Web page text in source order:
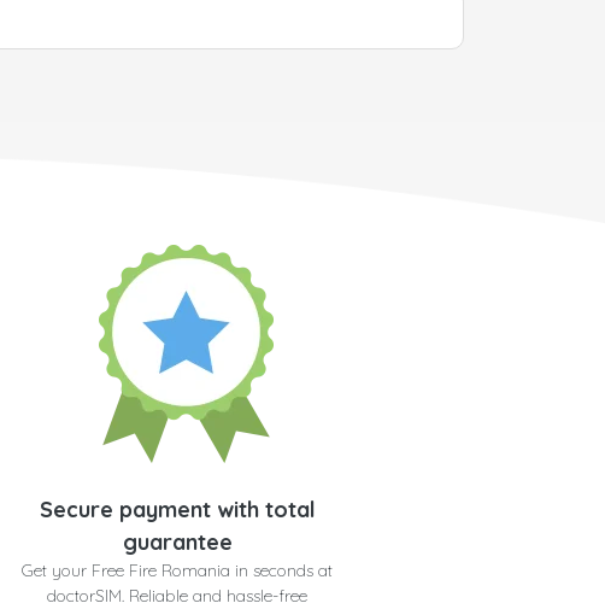
Secure payment with total
guarantee
Get your Free Fire Romania in seconds at
doctorSIM. Reliable and hassle-free